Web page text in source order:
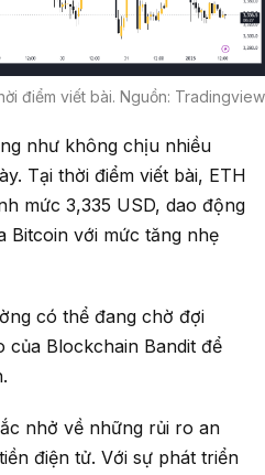
điểm viết bài. Nguồn: Tradingview
như không chịu nhiều
Tại thời điểm viết bài, ETH
mức 3,335 USD, dao động
Bitcoin với mức tăng nhẹ
có thể đang chờ đợi
của Blockchain Bandit để
nhở về những rủi ro an
điện tử. Với sự phát triển